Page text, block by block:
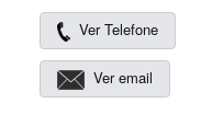
Ver Telefone
Ver email